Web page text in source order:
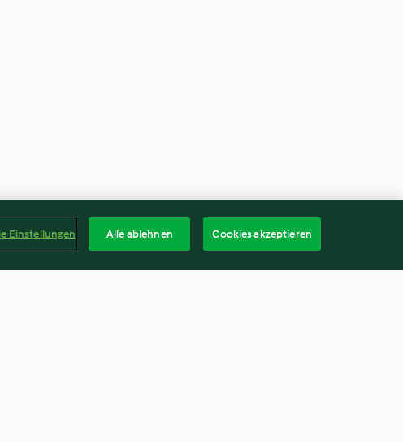
Einstellungen Alle ablehnen Cookies akzeptieren